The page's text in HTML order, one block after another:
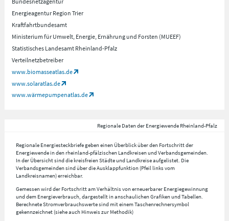
Energieagentur Region Trier
Kraftfahrtbundesamt
Ministerium für Umwelt, Energie, Ernährung und Forsten (MUEEF)
Statistisches Landesamt Rheinland-Pfalz
Verteilnetzbetreiber
www.biomasseatlas.de
www.solaratlas.de
www.wärmepumpenatlas.de
Regionale Daten der Energiewende Rheinland-Pfalz
Regionale Energiesteckbriefe geben einen Überblick über den Fortschritt der
Energiewende in den rheinland-pfälzischen Landkreisen und Verbandsgemeinden.
In der Übersicht sind die kreisfreien Städte und Landkreise aufgelistet. Die
Verbandsgemeinden sind über die Ausklappfunktion (Pfeil links vom
Landkreisnamen) erreichbar.
Gemessen wird der Fortschritt am Verhältnis von erneuerbarer Energiegewinnung
und dem Energieverbrauch, dargestellt in anschaulichen Grafiken und Tabellen.
Berechnete Stromverbrauchswerte sind mit einem Taschenrechnersymbol
gekennzeichnet (siehe auch Hinweis zur Methodik)